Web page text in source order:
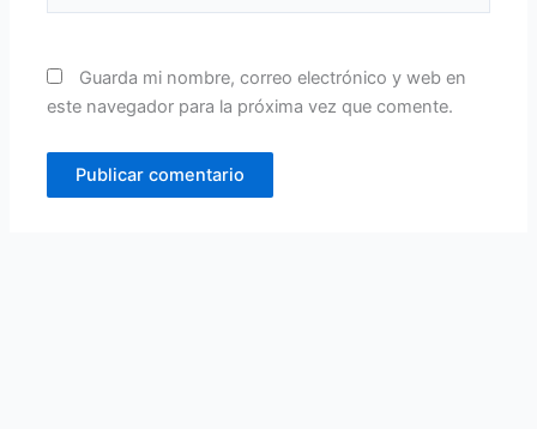
Guarda mi nombre, correo electrónico y web en
este navegador para la próxima vez que comente.